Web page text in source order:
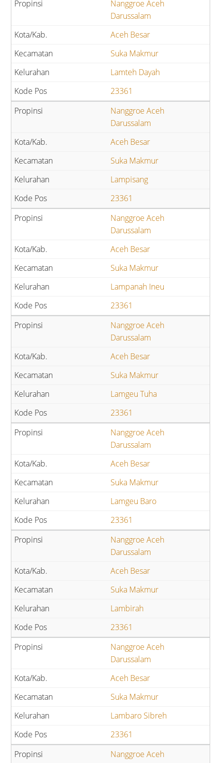
Nanggroe Aceh
Darussalam
Aceh Besar
Suka Makmur
Lamteh Dayah
23361
Nanggroe Aceh
Darussalam
Aceh Besar
Suka Makmur
Lampisang
23361
Nanggroe Aceh
Darussalam
Aceh Besar
Suka Makmur
Lampanah Ineu
23361
Nanggroe Aceh
Darussalam
Aceh Besar
Suka Makmur
Lamgeu Tuha
23361
Nanggroe Aceh
Darussalam
Aceh Besar
Suka Makmur
Lamgeu Baro
23361
Nanggroe Aceh
Darussalam
Aceh Besar
Suka Makmur
Lambirah
23361
Nanggroe Aceh
Darussalam
Aceh Besar
Suka Makmur
Lambaro Sibreh
23361
Nanggroe Aceh